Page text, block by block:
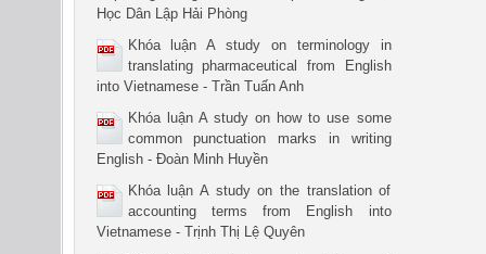
Học Dân Lập Hải Phòng
Khóa luận A study on terminology in
translating pharmaceutical from English
into Vietnamese - Trần Tuấn Anh
Khóa luận A study on how to use some
common punctuation marks in writing
English - Đoàn Minh Huyền
Khóa luận A study on the translation of
accounting terms from English into
Vietnamese - Trịnh Thị Lệ Quyên